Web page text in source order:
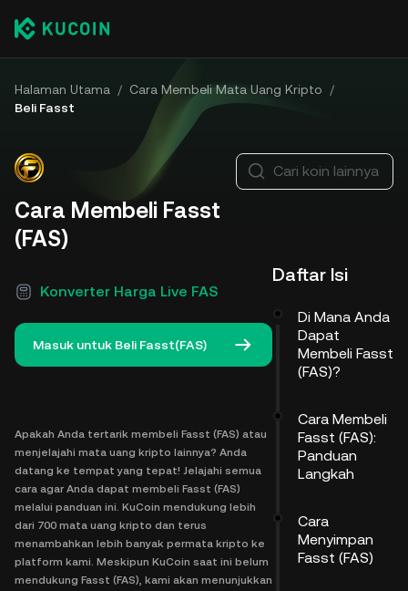
Halaman Utama / Cara Membeli Mata Uang Kripto
/
Beli Fasst
Cara Membeli Fasst
(FAS)
Konverter Harga Live FAS
Masuk untuk Beli Fasst(FAS)
Apakah Anda tertarik membeli Fasst (FAS) atau
menjelajahi mata uang kripto lainnya? Anda
datang ke tempat yang tepat! Jelajahi semua
cara agar Anda dapat membeli Fasst (FAS)
melalui panduan ini. KuCoin mendukung lebih
dari 700 mata uang kripto dan terus
menambahkan lebih banyak permata kripto ke
platform kami. Meskipun KuCoin saat ini belum
mendukung Fasst (FAS), kami akan menunjukkan
Cari koin lainnya
Daftar Isi
Di Mana Anda
Dapat
Membeli Fasst
(FAS)?
Cara Membeli
Fasst (FAS):
Panduan
Langkah
Cara
Menyimpan
Fasst (FAS)